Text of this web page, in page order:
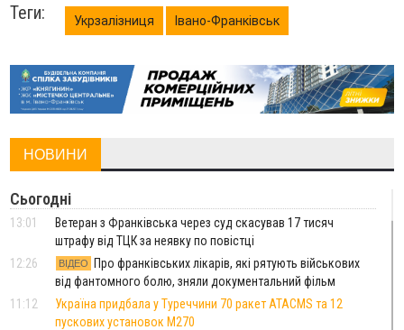
Теги: Укрзалізниця Івано-Франківськ
НОВИНИ
Сьогодні
13:01
Ветеран з Франківська через суд скасував 17 тисяч
штрафу від ТЦК за неявку по повістці
12:26
ВІДЕО Про франківських лікарів, які рятують військових
від фантомного болю, зняли документальний фільм
11:12
Україна придбала у Туреччини 70 ракет ATACMS та 12
пускових установок M270